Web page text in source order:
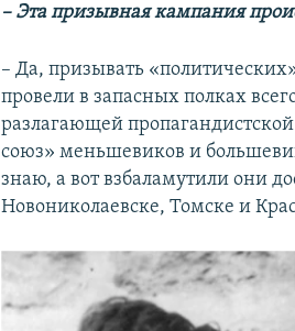
– Эта призывная кампания
– Да, призывать
провели в запасных полках
разлагающей
союз» меньшевиков и
знаю, а вот взбаламутили они
Новониколаевске, Томске и